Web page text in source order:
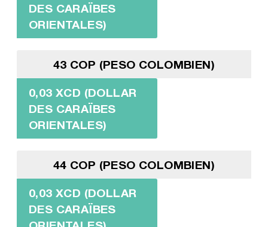
DES CARAÏBES
ORIENTALES)
43 COP (PESO COLOMBIEN)
0,03 XCD (DOLLAR
DES CARAÏBES
ORIENTALES)
44 COP (PESO COLOMBIEN)
0,03 XCD (DOLLAR
DES CARAÏBES